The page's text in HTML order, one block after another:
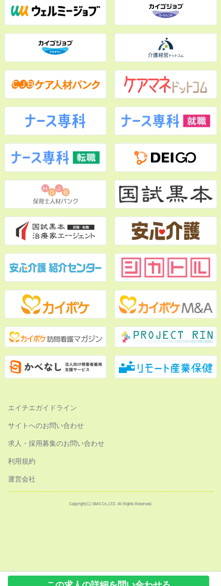
エイチエガイドライン
サイトへのお問い合わせ
求人・採用募集のお問い合わせ
利用規約
運営会社
Copyright(C) SMS Co.,LTD. All Rights Reserved.